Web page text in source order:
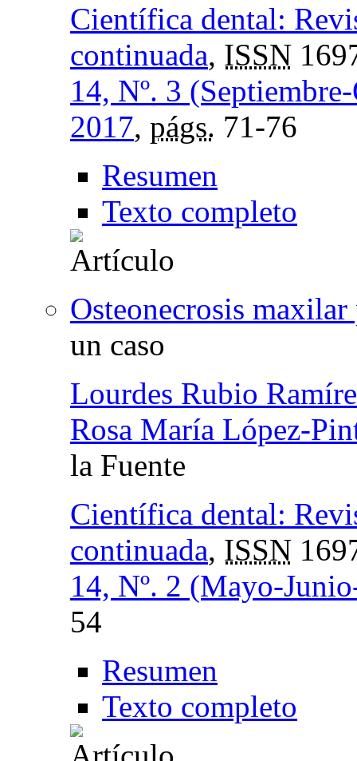
Científica dental:
continuada, ISSN
14, Nº. 3
2017, págs. 71-76
Resumen
Texto completo
Osteonecrosis
un caso
Lourdes Rubio
Rosa María López-
la Fuente
Científica dental:
continuada, ISSN
14, Nº. 2 (Mayo-
54
Resumen
Texto completo